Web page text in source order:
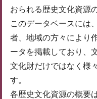
おられる歴史文化資源
このデータベースには
者、地域の方々により
ータを掲載しており、
文化財だけではなく様
す。
各歴史文化資源の概要